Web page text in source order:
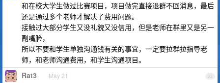
和在校大学生做过比赛项目，项目做完直接退群不回消息，最后
还是通过多个老师才解决了费用问题。
接触过大部分学生又没礼貌又没信用，但是老师在群里又是另一
副嘴脸，
所以不要和学生单独沟通钱有关的事宜，一定要拉群拉指导老
师，和老师沟通费用，和学生沟通项目。
23
Rat3 May 21